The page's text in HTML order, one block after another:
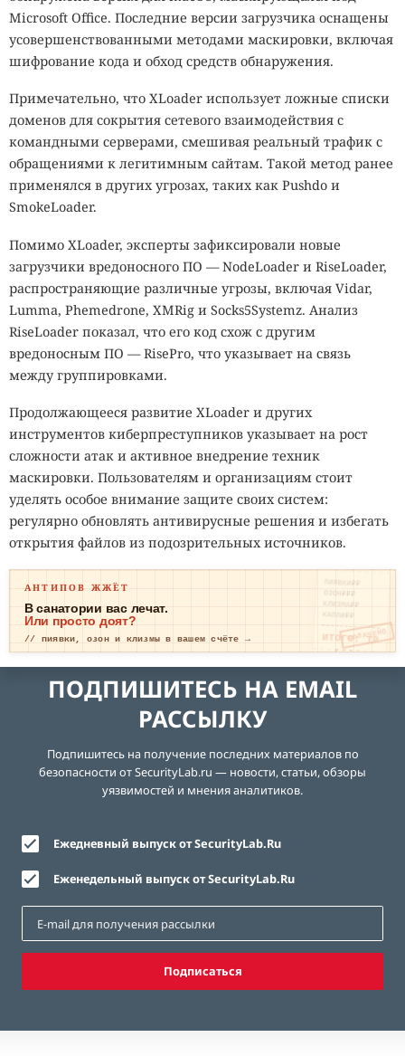
Microsoft Office. Последние версии загрузчика оснащены
усовершенствованными методами маскировки, включая
шифрование кода и обход средств обнаружения.
Примечательно, что XLoader использует ложные списки
доменов для сокрытия сетевого взаимодействия с
командными серверами, смешивая реальный трафик с
обращениями к легитимным сайтам. Такой метод ранее
применялся в других угрозах, таких как Pushdo и
SmokeLoader.
Помимо XLoader, эксперты зафиксировали новые
загрузчики вредоносного ПО — NodeLoader и RiseLoader,
распространяющие различные угрозы, включая Vidar,
Lumma, Phemedrone, XMRig и Socks5Systemz. Анализ
RiseLoader показал, что его код схож с другим
вредоносным ПО — RisePro, что указывает на связь
между группировками.
Продолжающееся развитие XLoader и других
инструментов киберпреступников указывает на рост
сложности атак и активное внедрение техник
маскировки. Пользователям и организациям стоит
уделять особое внимание защите своих систем:
регулярно обновлять антивирусные решения и избегать
открытия файлов из подозрительных источников.
ПИЯВКИ₽₽
ОЗОН₽₽₽
КЛИЗМА₽₽
КАПЛИ₽₽
ИТОГО: ТР
ЕВОГА
ОПЛАЧЕНО
АНТИПОВ ЖЖЁТ
В санатории вас лечат.
Или просто доят?
// пиявки, озон и клизмы в вашем счёте →
ПОДПИШИТЕСЬ НА EMAIL
РАССЫЛКУ
Подпишитесь на получение последних материалов по
безопасности от SecurityLab.ru — новости, статьи, обзоры
уязвимостей и мнения аналитиков.
Ежедневный выпуск от SecurityLab.Ru
Еженедельный выпуск от SecurityLab.Ru
Подписаться